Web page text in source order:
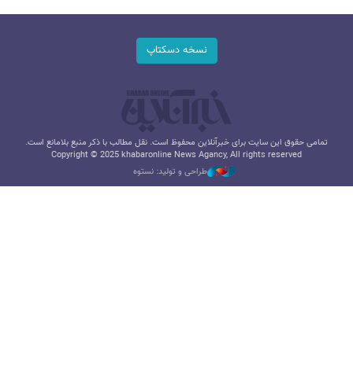
نسخه دسکتاپ
تمامی حقوق این سایت برای خبرآنلاین محفوظ است. نقل مطالب با ذکر منبع بلامانع است.
Copyright © 2025 khabaronline News Agancy, All rights reserved
طراحی و تولید: نستوه